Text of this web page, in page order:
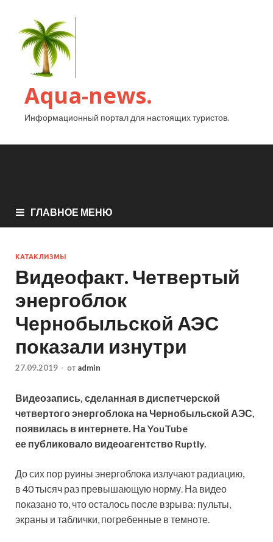
Aqua-news.
Информационный портал для настоящих туристов.
ГЛАВНОЕ МЕНЮ
КАТАКЛИЗМЫ
Видеофакт. Четвертый
энергоблок
Чернобыльской АЭС
показали изнутри
27.09.2019 - от admin
Видеозапись, сделанная в диспетчерской
четвертого энергоблока на Чернобыльской АЭС,
появилась в интернете. На YouTube
ее публиковало видеоагентство Ruptly.
До сих пор руины энергоблока излучают радиацию,
в 40 тысяч раз превышающую норму. На видео
показано то, что осталось после взрыва: пульты,
экраны и таблички, погребенные в темноте.